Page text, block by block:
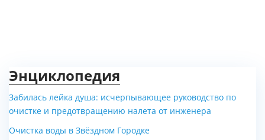
Энциклопедия
Забилась лейка душа: исчерпывающее руководство по
очистке и предотвращению налета от инженера
Очистка воды в Звёздном Городке